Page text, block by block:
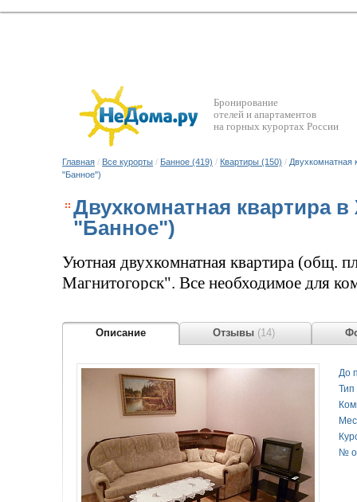
Бронирование
отелей и апартаментов
на горных курортах России
Главная / Все курорты / Банное (419) / Квартиры (150) / Двухкомнатная
"Банное")
Двухкомнатная квартира
"Банное")
Уютная двухкомнатная квартира (общ.
Магнитогорск". Все необходимое для
Описание Отзывы (14)
До
Тип
№